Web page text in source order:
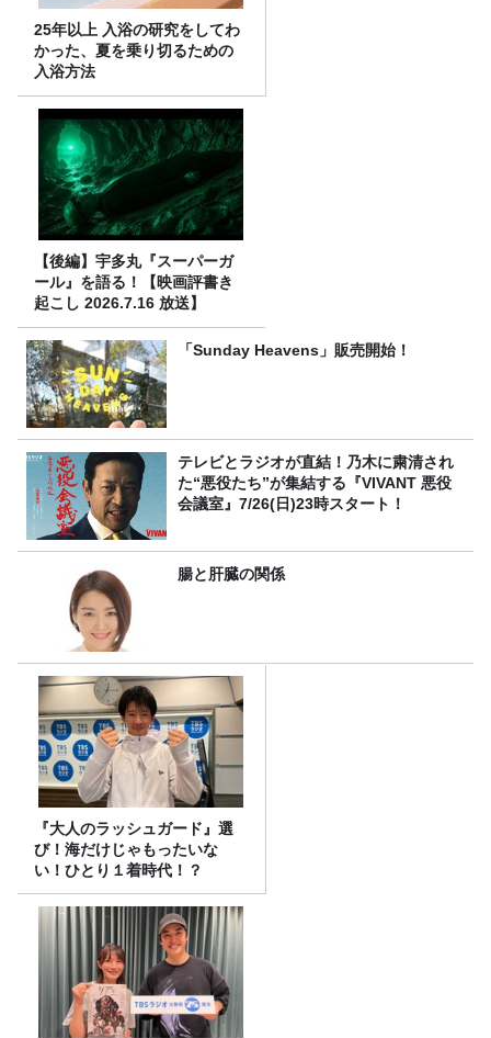
25年以上 入浴の研究をしてわ
かった、夏を乗り切るための
入浴方法
【後編】宇多丸『スーパーガ
ール』を語る！【映画評書き
起こし 2026.7.16 放送】
「Sunday Heavens」販売開始！
テレビとラジオが直結！乃木に粛清され
た“悪役たち”が集結する『VIVANT 悪役
会議室』7/26(日)23時スタート！
腸と肝臓の関係
『大人のラッシュガード』選
び！海だけじゃもったいな
い！ひとり１着時代！？